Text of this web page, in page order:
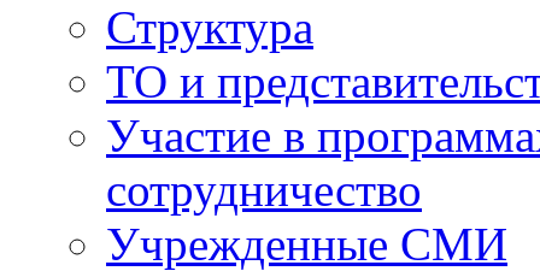
Структура
ТО и
Участие в
сотрудничество
Учрежденные СМИ